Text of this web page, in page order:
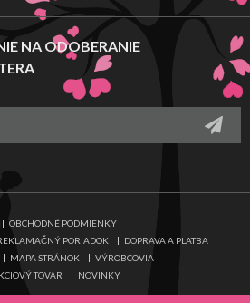
NA ODOBERANIE
OBCHODNÉ PODMIENKY
PORIADOK
DOPRAVA A PLATBA
MAPA STRÁNOK
VÝROBCOVIA
TOVAR NOVINKY